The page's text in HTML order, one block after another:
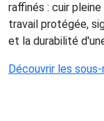
raffinés : cuir
travail protégée,
et la durabilité
Découvrir les